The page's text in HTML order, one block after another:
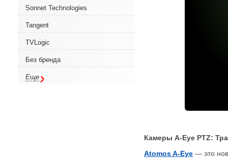
Sonnet Technologies
Tangent
TVLogic
Без бренда
Еще
Камеры A-Eye PTZ:
Atomos A-Eye — это